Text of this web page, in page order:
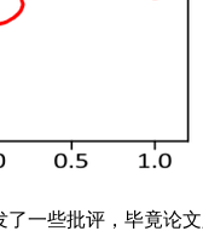
些批评，毕竟论